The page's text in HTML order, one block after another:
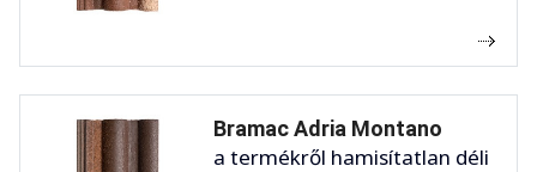
Bramac Adria Montano
a termékről hamisítatlan déli